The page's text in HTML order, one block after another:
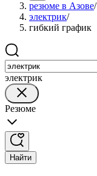
резюме в Азове/
электрик/
гибкий график
электрик
Резюме
Найти